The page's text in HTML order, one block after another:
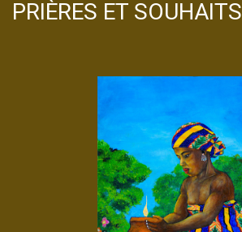
PRIÈRES ET SOUHAITS